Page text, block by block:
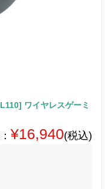
ワイヤレスゲーミ
¥16,940(税込)